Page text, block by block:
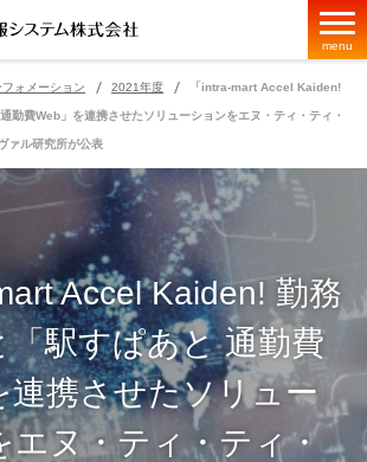
menu
フォメーション 2021年度 「intra-mart Accel Kaiden!
勤費Web」を連携させたソリューションをエヌ・ティ・ティ・
ァル研究所が公表
Accel Kaiden! 勤務
「駅すぱあと 通勤費
連携させたソリュー
エヌ・ティ・ティ・